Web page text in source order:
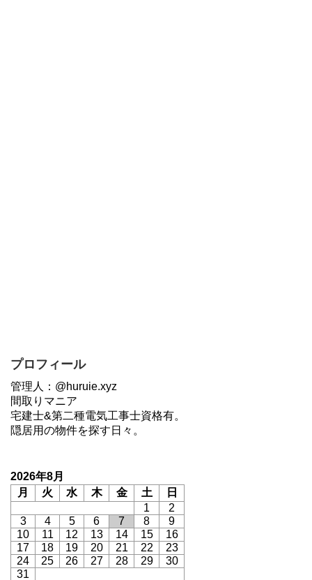
プロフィール
管理人：@huruie.xyz
間取りマニア
宅建士&第二種電気工事士資格有。
隠居用の物件を探す日々。
2026年8月
月
火 水 木 金 土
日
1
2
3
4 5 6 7 8
9
10
11 12 13 14 15
16
17
18 19 20 21 22
23
24
25 26 27 28 29
30
31